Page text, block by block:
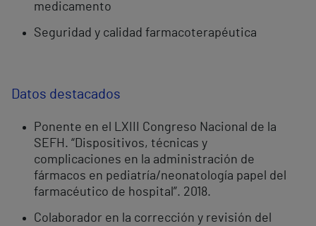
medicamento
Seguridad y calidad farmacoterapéutica
Datos destacados
Ponente en el LXIII Congreso Nacional de la
SEFH. “Dispositivos, técnicas y
complicaciones en la administración de
fármacos en pediatría/neonatología papel del
farmacéutico de hospital”. 2018.
Colaborador en la corrección y revisión del